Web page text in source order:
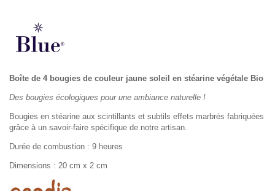
Boîte de 4 bougies de couleur jaune soleil en stéarine végétale Bio
Des bougies écologiques pour une ambiance naturelle !
Bougies en stéarine aux scintillants et subtils effets marbrés fabriquées
grâce à un savoir-faire spécifique de notre artisan.
Durée de combustion : 9 heures
Dimensions : 20 cm x 2 cm